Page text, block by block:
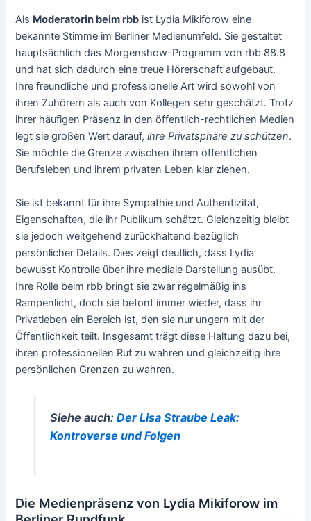
Als Moderatorin beim rbb ist Lydia Mikiforow eine
bekannte Stimme im Berliner Medienumfeld. Sie gestaltet
hauptsächlich das Morgenshow-Programm von rbb 88.8
und hat sich dadurch eine treue Hörerschaft aufgebaut.
Ihre freundliche und professionelle Art wird sowohl von
ihren Zuhörern als auch von Kollegen sehr geschätzt. Trotz
ihrer häufigen Präsenz in den öffentlich-rechtlichen Medien
legt sie großen Wert darauf,ihre Privatsphäre zu schützen.
Sie möchte die Grenze zwischen ihrem öffentlichen
Berufsleben und ihrem privaten Leben klar ziehen.
Sie ist bekannt für ihre Sympathie und Authentizität,
Eigenschaften, die ihr Publikum schätzt. Gleichzeitig bleibt
sie jedoch weitgehend zurückhaltend bezüglich
persönlicher Details. Dies zeigt deutlich, dass Lydia
bewusst Kontrolle über ihre mediale Darstellung ausübt.
Ihre Rolle beim rbb bringt sie zwar regelmäßig ins
Rampenlicht, doch sie betont immer wieder, dass ihr
Privatleben ein Bereich ist, den sie nur ungern mit der
Öffentlichkeit teilt. Insgesamt trägt diese Haltung dazu bei,
ihren professionellen Ruf zu wahren und gleichzeitig ihre
persönlichen Grenzen zu wahren.
Siehe auch: Der Lisa Straube Leak:
Kontroverse und Folgen
Die Medienpräsenz von Lydia Mikiforow im